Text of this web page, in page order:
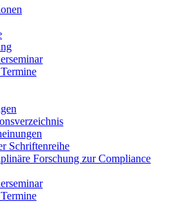
Schriftenreihe
Forschung zur Compliance